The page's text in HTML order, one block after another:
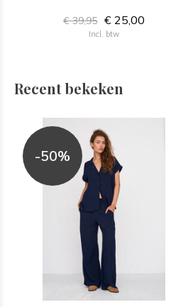
€ 39,95 € 25,00
Incl. btw
Recent bekeken
-50%